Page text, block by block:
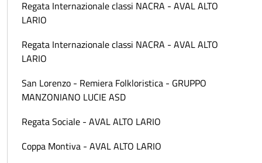
Regata Internazionale classi NACRA - AVAL ALTO
LARIO
Regata Internazionale classi NACRA - AVAL ALTO
LARIO
San Lorenzo - Remiera Folkloristica - GRUPPO
MANZONIANO LUCIE ASD
Regata Sociale - AVAL ALTO LARIO
Coppa Montiva - AVAL ALTO LARIO